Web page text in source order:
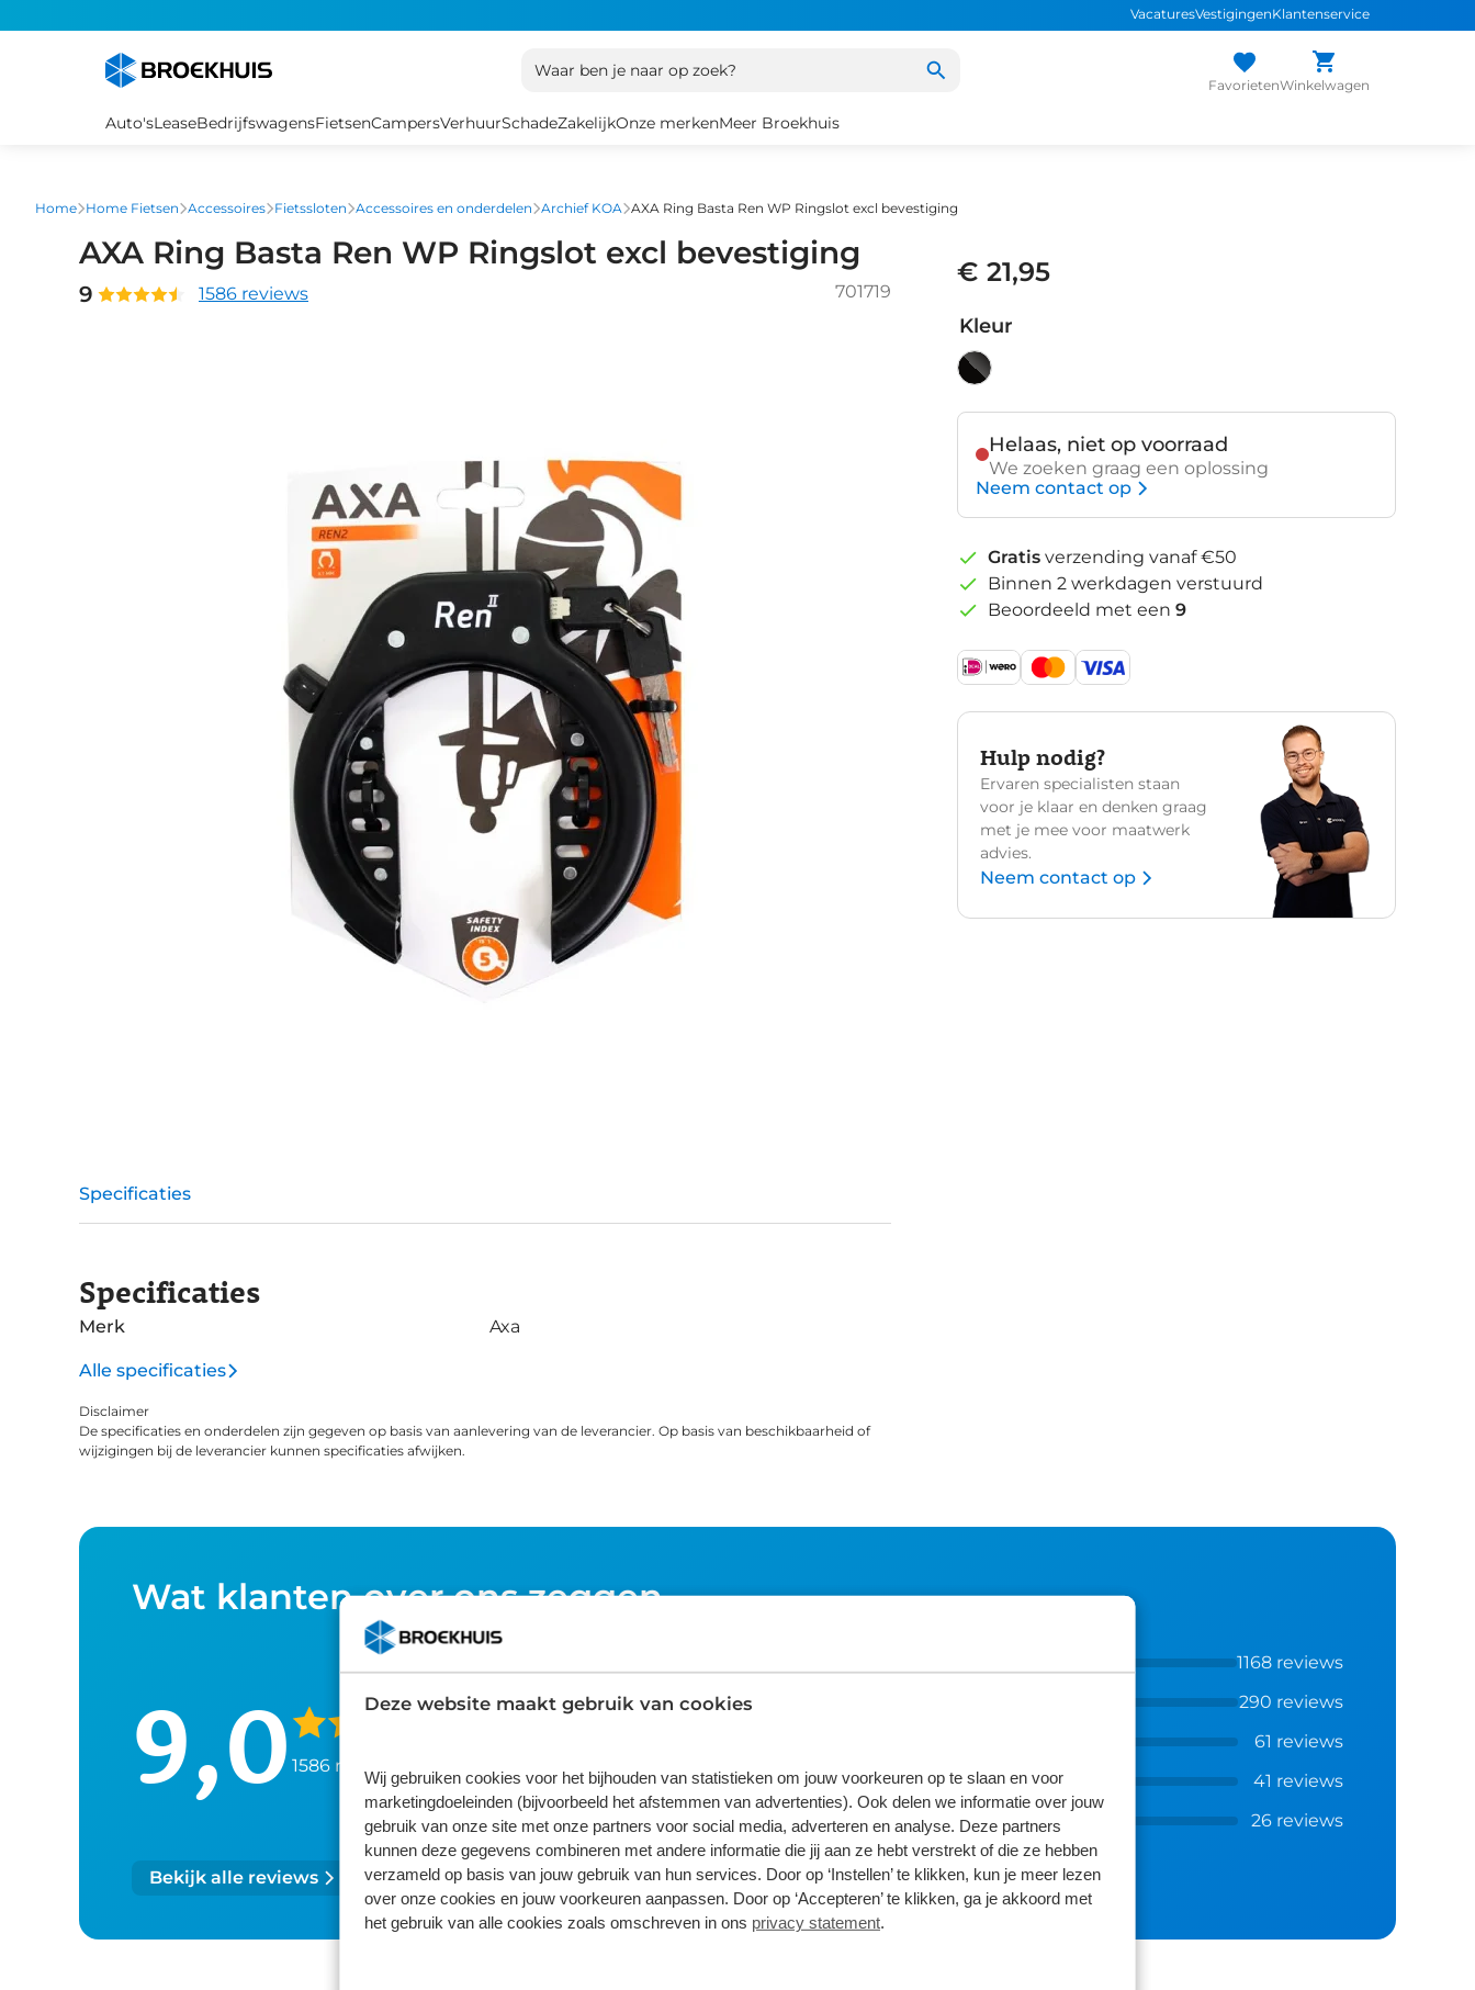
Deze website maakt gebruik van cookies
Wij gebruiken cookies voor het bijhouden van statistieken om jouw voorkeuren op te slaan en voor
marketingdoeleinden (bijvoorbeeld het afstemmen van advertenties). Ook delen we informatie over jouw
gebruik van onze site met onze partners voor social media, adverteren en analyse. Deze partners
kunnen deze gegevens combineren met andere informatie die jij aan ze hebt verstrekt of die ze hebben
verzameld op basis van jouw gebruik van hun services. Door op ‘Instellen’ te klikken, kun je meer lezen
over onze cookies en jouw voorkeuren aanpassen. Door op ‘Accepteren’ te klikken, ga je akkoord met
het gebruik van alle cookies zoals omschreven in ons privacy statement.
VacaturesVestigingenKlantenservice
Waar ben je naar op zoek?
FavorietenWinkelwagen
Auto'sLeaseBedrijfswagensFietsenCampersVerhuurSchadeZakelijkOnze merkenMeer Broekhuis
Home Home Fietsen Accessoires Fietssloten Accessoires en onderdelen Archief KOA AXA Ring Basta Ren WP Ringslot excl bevestiging
AXA Ring Basta Ren WP Ringslot excl bevestiging
9 1586 reviews 701719
€ 21,95
Kleur
Helaas, niet op voorraad
We zoeken graag een oplossing
Neem contact op
Gratis verzending vanaf €50
Binnen 2 werkdagen verstuurd
Beoordeeld met een 9
Hulp nodig?
Ervaren specialisten staan
voor je klaar en denken graag
met je mee voor maatwerk
advies.
Neem contact op
Specificaties
Specificaties
Merk Axa
Alle specificaties
Disclaimer
De specificaties en onderdelen zijn gegeven op basis van aanlevering van de leverancier. Op basis van beschikbaarheid of
wijzigingen bij de leverancier kunnen specificaties afwijken.
Wat klanten over ons zeggen
9,0 1586 reviews
1168 reviews
4 290 reviews
61 reviews
2 41 reviews
1 26 reviews
Bekijk alle reviews